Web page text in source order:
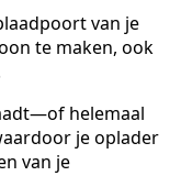
van je
te maken, ook
helemaal
je oplader
van je